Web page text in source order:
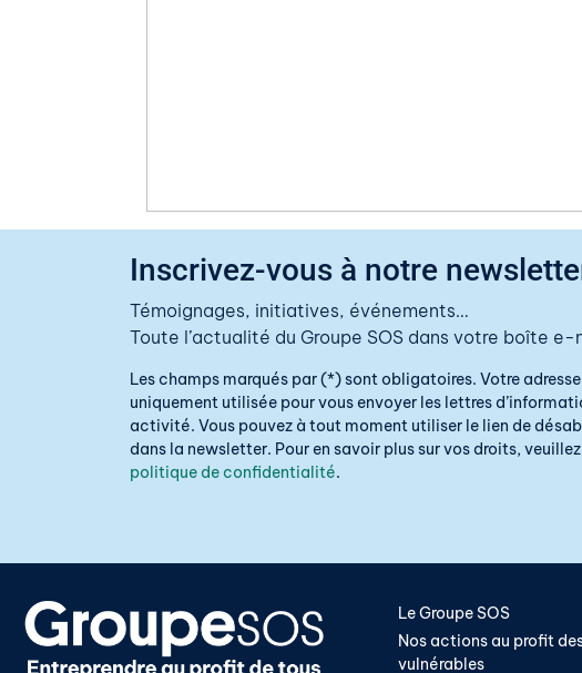
Inscrivez-vous à notre
Témoignages, initiatives, événements…
Toute l’actualité du Groupe SOS dans votre boîte e-
Les champs marqués par (*) sont obligatoires. Votre
uniquement utilisée pour vous envoyer les lettres
activité. Vous pouvez à tout moment utiliser le lien de
dans la newsletter. Pour en savoir plus sur vos droits,
politique de confidentialité.
Le Groupe SOS
Nos actions au profit
vulnérables